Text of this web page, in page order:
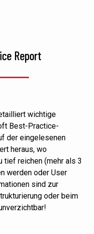
Report
wichtige
Best-Practice-
der eingelesenen
heraus, wo
reichen (mehr als 3
werden oder User
sind zur
oder beim